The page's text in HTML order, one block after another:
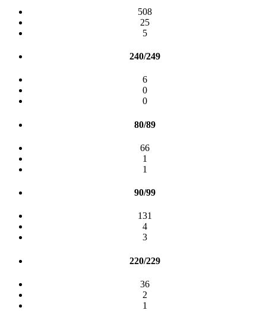
508
25
5
240/249
6
0
0
80/89
66
1
1
90/99
131
4
3
220/229
36
2
1